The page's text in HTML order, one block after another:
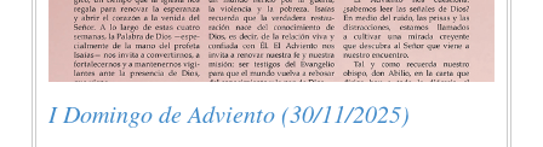
I Domingo de Adviento (30/11/2025)